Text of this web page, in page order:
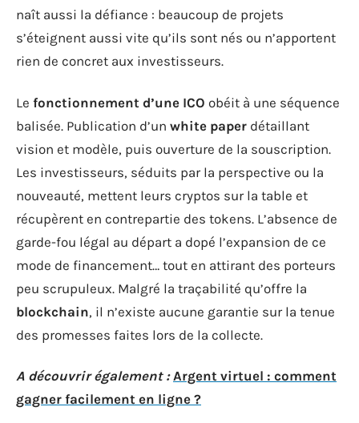
naît aussi la défiance : beaucoup de projets
s’éteignent aussi vite qu’ils sont nés ou n’apportent
rien de concret aux investisseurs.
Le fonctionnement d’une ICO obéit à une séquence
balisée. Publication d’un white paper détaillant
vision et modèle, puis ouverture de la souscription.
Les investisseurs, séduits par la perspective ou la
nouveauté, mettent leurs cryptos sur la table et
récupèrent en contrepartie des tokens. L’absence de
garde-fou légal au départ a dopé l’expansion de ce
mode de financement… tout en attirant des porteurs
peu scrupuleux. Malgré la traçabilité qu’offre la
blockchain, il n’existe aucune garantie sur la tenue
des promesses faites lors de la collecte.
A découvrir également : Argent virtuel : comment
gagner facilement en ligne ?